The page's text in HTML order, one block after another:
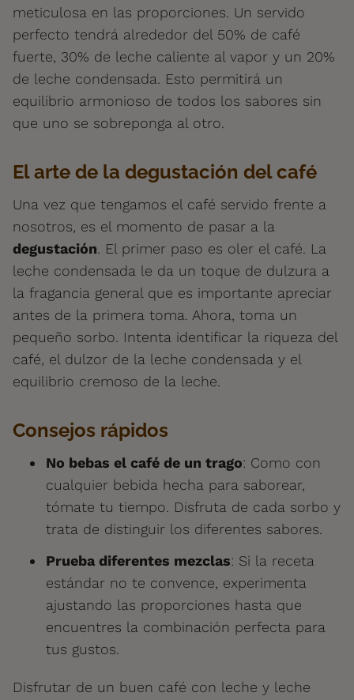
meticulosa en las proporciones. Un servido
perfecto tendrá alrededor del 50% de café
fuerte, 30% de leche caliente al vapor y un 20%
de leche condensada. Esto permitirá un
equilibrio armonioso de todos los sabores sin
que uno se sobreponga al otro.
El arte de la degustación del café
Una vez que tengamos el café servido frente a
nosotros, es el momento de pasar a la
degustación. El primer paso es oler el café. La
leche condensada le da un toque de dulzura a
la fragancia general que es importante apreciar
antes de la primera toma. Ahora, toma un
pequeño sorbo. Intenta identificar la riqueza del
café, el dulzor de la leche condensada y el
equilibrio cremoso de la leche.
Consejos rápidos
No bebas el café de un trago: Como con
cualquier bebida hecha para saborear,
tómate tu tiempo. Disfruta de cada sorbo y
trata de distinguir los diferentes sabores.
Prueba diferentes mezclas: Si la receta
estándar no te convence, experimenta
ajustando las proporciones hasta que
encuentres la combinación perfecta para
tus gustos.
Disfrutar de un buen café con leche y leche